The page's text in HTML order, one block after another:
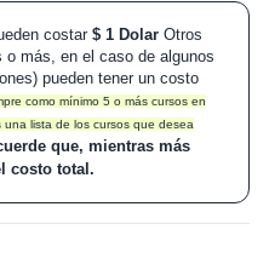
costar $ 1 Dolar Otros
más, en el caso de algunos
pueden tener un costo
como mínimo 5 o más cursos en
lista de los cursos que desea
que, mientras más
costo total.